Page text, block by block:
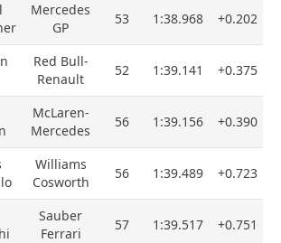
Mercedes
GP
53 1:38.968 +0.202
Red Bull-
Renault
52 1:39.141 +0.375
McLaren-
Mercedes
56 1:39.156 +0.390
Williams
Cosworth
56 1:39.489 +0.723
Sauber
Ferrari
57 1:39.517 +0.751